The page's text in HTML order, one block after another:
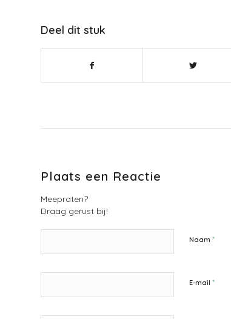
Deel dit stuk
Plaats een Reactie
Meepraten?
Draag gerust bij!
Naam *
E-mail *